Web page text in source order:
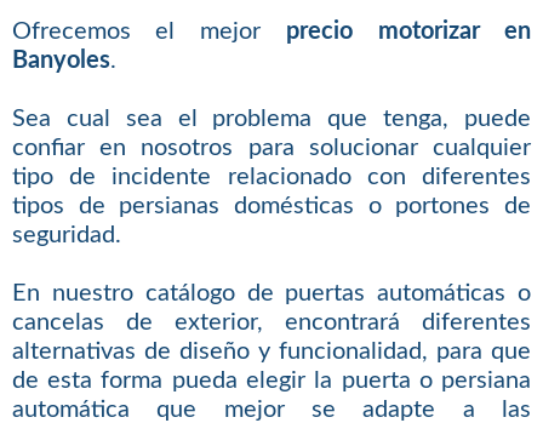
Ofrecemos el mejor precio motorizar en
Banyoles.
Sea cual sea el problema que tenga, puede
confiar en nosotros para solucionar cualquier
tipo de incidente relacionado con diferentes
tipos de persianas domésticas o portones de
seguridad.
En nuestro catálogo de puertas automáticas o
cancelas de exterior, encontrará diferentes
alternativas de diseño y funcionalidad, para que
de esta forma pueda elegir la puerta o persiana
automática que mejor se adapte a las